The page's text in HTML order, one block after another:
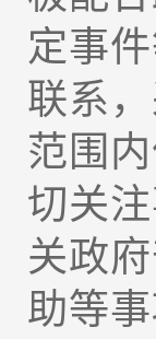
定事
联系
范围
切关
关政
助等